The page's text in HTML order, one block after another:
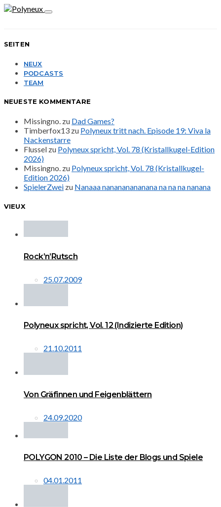
SEITEN
NEUX
PODCASTS
TEAM
NEUESTE KOMMENTARE
Missingno. zu Dad Games?
Timberfox13 zu Polyneux tritt nach. Episode 19: Viva la
Nackenstarre
Flussel zu Polyneux spricht, Vol. 78 (Kristallkugel-Edition
2026)
Missingno. zu Polyneux spricht, Vol. 78 (Kristallkugel-
Edition 2026)
SpielerZwei zu Nanaaa nanananananana na na na nanana
VIEUX
Rock’n’Rutsch
25.07.2009
Polyneux spricht, Vol. 12 (Indizierte Edition)
21.10.2011
Von Gräfinnen und Feigenblättern
24.09.2020
POLYGON 2010 – Die Liste der Blogs und Spiele
04.01.2011